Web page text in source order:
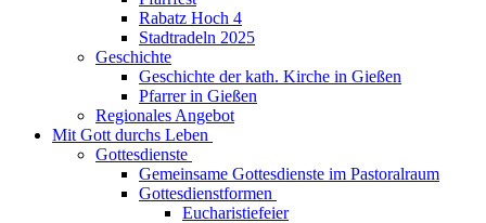
Rabatz Hoch 4
Stadtradeln 2025
Geschichte
Geschichte der kath. Kirche in Gießen
Pfarrer in Gießen
Regionales Angebot
Mit Gott durchs Leben
Gottesdienste
Gemeinsame Gottesdienste im Pastoralraum
Gottesdienstformen
Eucharistiefeier